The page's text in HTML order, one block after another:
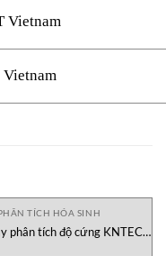
Vietnam
TÍCH HÓA SINH
phân tích độ cứng KNTEC